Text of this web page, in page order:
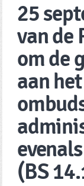
25
van de
om de
aan
(BS